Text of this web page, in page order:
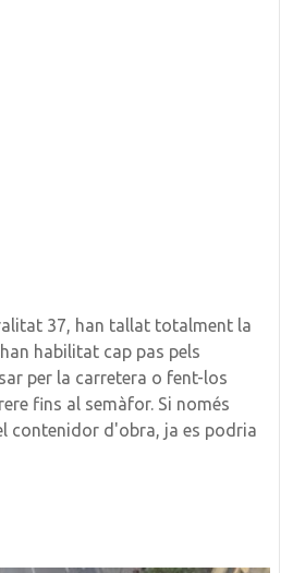
37, han tallat totalment la
habilitat cap pas pels
per la carretera o fent-los
fins al semàfor. Si només
contenidor d'obra, ja es podria